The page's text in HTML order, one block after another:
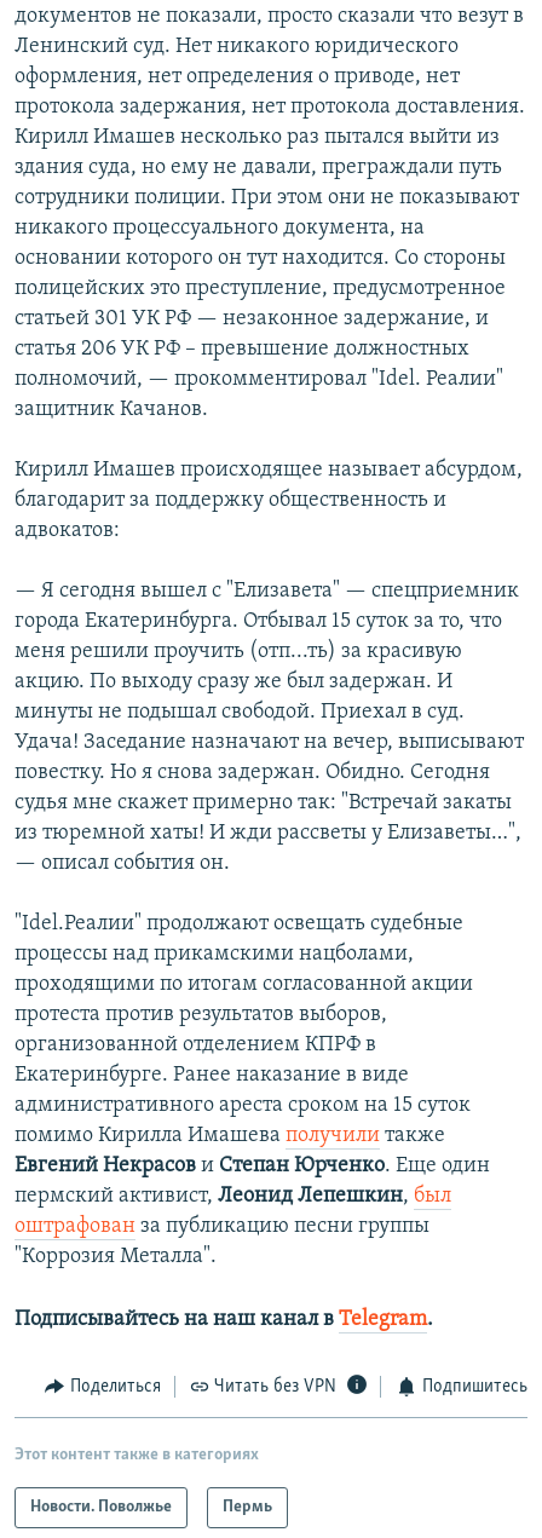
документов не показали, просто сказали что везут в
Ленинский суд. Нет никакого юридического
оформления, нет определения о приводе, нет
протокола задержания, нет протокола доставления.
Кирилл Имашев несколько раз пытался выйти из
здания суда, но ему не давали, преграждали путь
сотрудники полиции. При этом они не показывают
никакого процессуального документа, на
основании которого он тут находится. Со стороны
полицейских это преступление, предусмотренное
статьей 301 УК РФ — незаконное задержание, и
статья 206 УК РФ – превышение должностных
полномочий, — прокомментировал "Idel. Реалии"
защитник Качанов.
Кирилл Имашев происходящее называет абсурдом,
благодарит за поддержку общественность и
адвокатов:
— Я сегодня вышел с "Елизавета" — спецприемник
города Екатеринбурга. Отбывал 15 суток за то, что
меня решили проучить (отп...ть) за красивую
акцию. По выходу сразу же был задержан. И
минуты не подышал свободой. Приехал в суд.
Удача! Заседание назначают на вечер, выписывают
повестку. Но я снова задержан. Обидно. Сегодня
судья мне скажет примерно так: "Встречай закаты
из тюремной хаты! И жди рассветы у Елизаветы…",
— описал события он.
"Idel.Реалии" продолжают освещать судебные
процессы над прикамскими нацболами,
проходящими по итогам согласованной акции
протеста против результатов выборов,
организованной отделением КПРФ в
Екатеринбурге. Ранее наказание в виде
административного ареста сроком на 15 суток
помимо Кирилла Имашева получили также
Евгений Некрасов и Степан Юрченко. Еще один
пермский активист, Леонид Лепешкин, был
оштрафован за публикацию песни группы
"Коррозия Металла".
Подписывайтесь на наш канал в Telegram.
Поделиться Читать без VPN Подпишитесь
Этот контент также в категориях
Новости. Поволжье Пермь